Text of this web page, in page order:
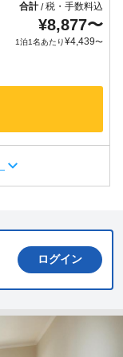
合計/税・手数料込
¥8,877〜
1泊1名あたり¥4,439〜
ログイン